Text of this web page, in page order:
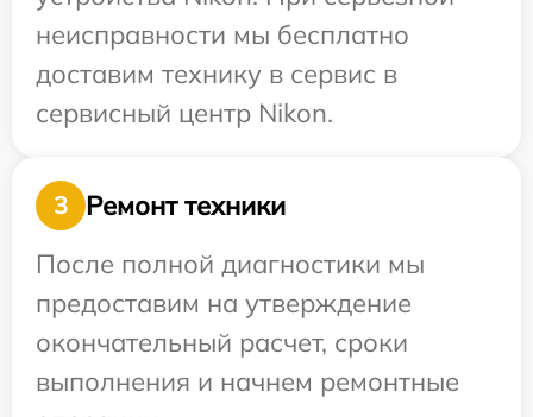
неисправности мы бесплатно
доставим технику в сервис в
сервисный центр Nikon.
3
Ремонт техники
После полной диагностики мы
предоставим на утверждение
окончательный расчет, сроки
выполнения и начнем ремонтные